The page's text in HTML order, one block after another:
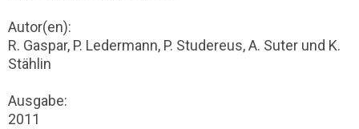
Autor(en):
R. Gaspar, P. Ledermann, P. Studereus, A. Suter und K.
Stählin
Ausgabe:
2011